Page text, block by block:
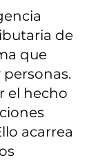
de
que
el hecho
acarrea